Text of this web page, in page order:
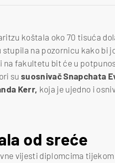
koštala oko 70 tisuća
stupila na pozornicu kako bi
fakultetu bit će u
su suosnivač Snapchata
Kerr, koja je ujedno i
od sreće
vijesti diplomcima